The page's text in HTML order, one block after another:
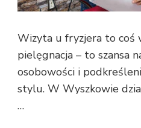
Wizyta u fryzjera to coś
pielęgnacja – to szansa
osobowości i
stylu. W Wyszkowie
…